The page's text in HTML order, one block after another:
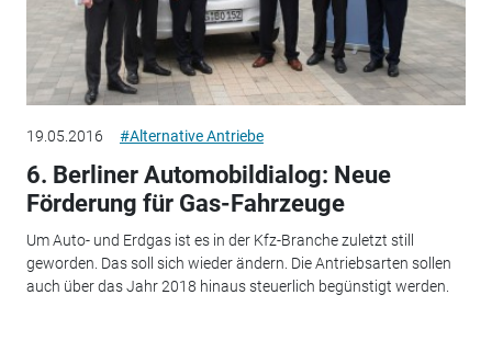
19.05.2016 #Alternative Antriebe
6. Berliner Automobildialog: Neue
Förderung für Gas-Fahrzeuge
Um Auto- und Erdgas ist es in der Kfz-Branche zuletzt still
geworden. Das soll sich wieder ändern. Die Antriebsarten sollen
auch über das Jahr 2018 hinaus steuerlich begünstigt werden.